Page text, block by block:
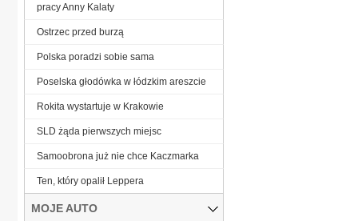
pracy Anny Kalaty
Ostrzec przed burzą
Polska poradzi sobie sama
Poselska głodówka w łódzkim areszcie
Rokita wystartuje w Krakowie
SLD żąda pierwszych miejsc
Samoobrona już nie chce Kaczmarka
Ten, który opalił Leppera
MOJE AUTO